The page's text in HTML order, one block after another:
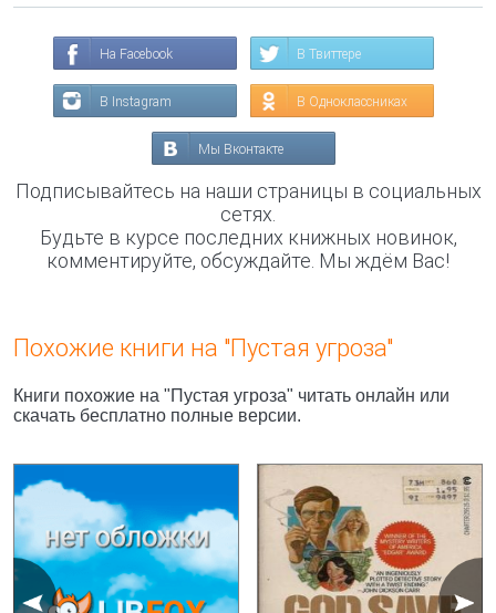
На Facebook В Твиттере
В Instagram В Одноклассниках
Мы Вконтакте
Подписывайтесь на наши страницы в социальных
сетях.
Будьте в курсе последних книжных новинок,
комментируйте, обсуждайте. Мы ждём Вас!
Похожие книги на "Пустая угроза"
Книги похожие на "Пустая угроза" читать онлайн или
скачать бесплатно полные версии.